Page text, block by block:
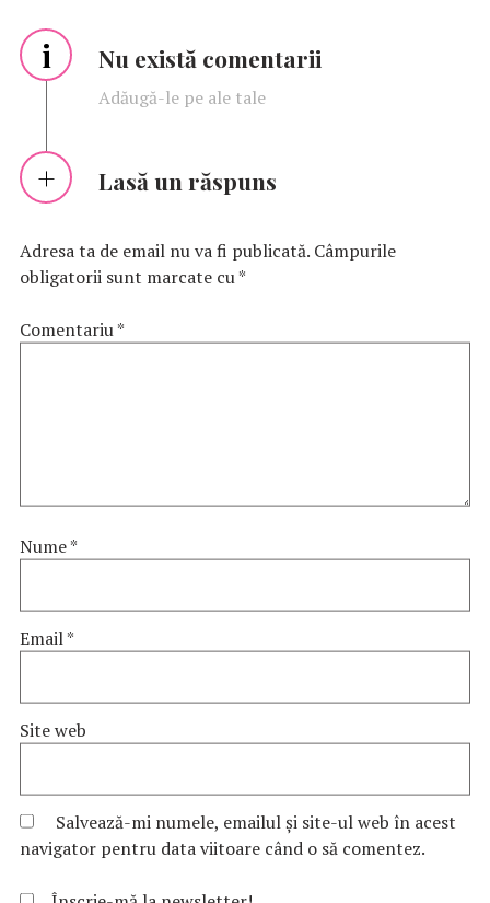
i Nu există comentarii
Adăugă-le pe ale tale
Lasă un răspuns
Adresa ta de email nu va fi publicată. Câmpurile
obligatorii sunt marcate cu*
Comentariu*
Nume*
Email*
Site web
Salvează-mi numele, emailul și site-ul web în acest
navigator pentru data viitoare când o să comentez.